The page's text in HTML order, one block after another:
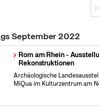
|<
September 2022
Rom am Rhein -
Rekonstruktionen
Archäologische
MiQua im Kulturzentrum am